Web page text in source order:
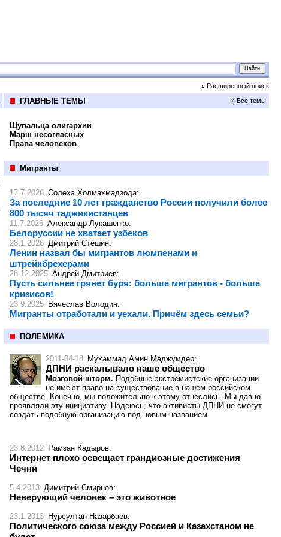
» Расширенный поиск
ГЛАВНЫЕ ТЕМЫ » Все темы
Щупальца олигархии
Марш несогласных
Права человеков
Мигранты
17.7.2026 Солеха Холмахмадзода:
За последние 10 лет гражданство России получили более
800 тысяч таджикистанцев
11.7.2026 Александр Лукашенко:
Белоруссии не хватает узбеков
28.1.2026 Дмитрий Стешин:
Ленин назвал бы мигрантов люмпенами и
штрейкбрехерами
28.12.2025 Андрей Дмитриев:
Пусть сильнее грянет буря: больше мигрантов - больше
кризисов!
23.9.2025 Вячеслав Володин:
Мигранты отработали и уехали. Причём здесь семьи?
ПОЛЕМИКА
2011-04-18 Мухаммад Амин Маджумдер:
ДПНИ раскалывало наше общество
Мозговой шторм. Подобные экстремистские организации
не имеют право на существование в нашем российском
обществе. Конечно, мы положительно к этому отнеслись. Мы давно
проявляли эту инициативу. Надеюсь, что активисты ДПНИ не смогут
создать подобную организацию под новым названием.
23.8.2012 Рамзан Кадыров:
Интернет плохо освещает грандиозные достижения
Чечни
5.4.2013 Димитрий Смирнов:
Неверующий человек – это животное
23.1.2013 Нурсултан Назарбаев:
Политического союза между Россией и Казахстаном не